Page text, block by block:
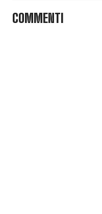
COMMENTI